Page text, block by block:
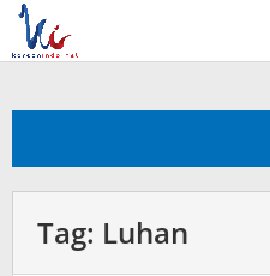
Skip
content
Tag: Luhan